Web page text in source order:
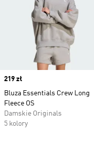
Price
219 zł
Bluza Essentials Crew Long
Fleece OS
Damskie Originals
5 kolory